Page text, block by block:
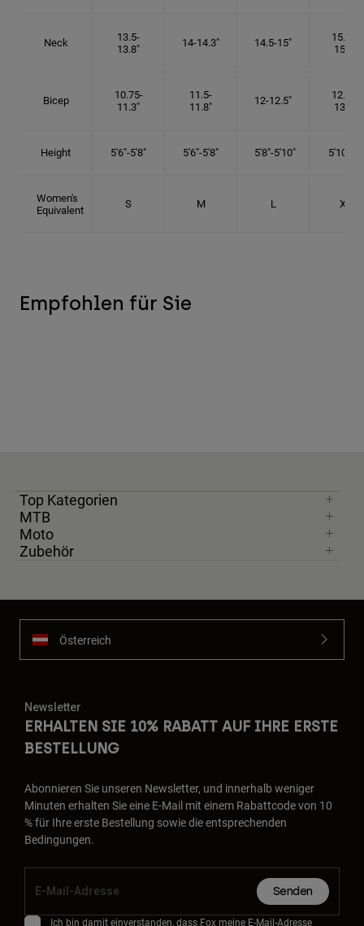
Neck
13.5-
13.8"
14-14.3" 14.5-15"
15.25-
15.5"
Bicep
10.75-
11.3"
11.5-
11.8"
12-12.5"
12.75-
13.3"
Height 5'6"-5'8" 5'6"-5'8" 5'8"-5'10" 5'10"- 6'
Women's
Equivalent
S M L XL
Empfohlen für Sie
Top Kategorien
MTB
Moto
Zubehör
Österreich
Newsletter
ERHALTEN SIE 10% RABATT AUF IHRE ERSTE
BESTELLUNG
Abonnieren Sie unseren Newsletter, und innerhalb weniger
Minuten erhalten Sie eine E-Mail mit einem Rabattcode von 10
% für Ihre erste Bestellung sowie die entsprechenden
Bedingungen.
Senden
Ich bin damit einverstanden, dass Fox meine E-Mail-Adresse